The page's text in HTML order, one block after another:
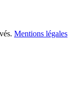
Mentions légales